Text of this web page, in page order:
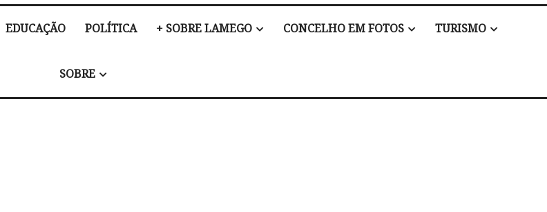
EDUCAÇÃO POLÍTICA + SOBRE LAMEGO CONCELHO EM FOTOS TURISMO
SOBRE